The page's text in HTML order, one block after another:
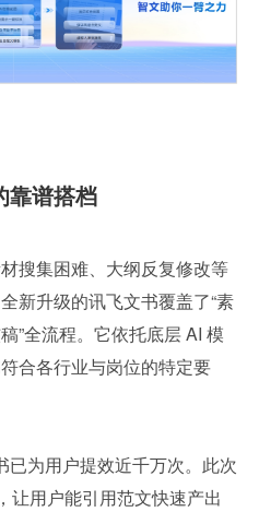
靠谱搭档
搜集困难、大纲反复修改等
新升级的讯飞文书覆盖了“素
”全流程。它依托底层 AI 模
合各行业与岗位的特定要
为用户提效近千万次。此次
让用户能引用范文快速产出